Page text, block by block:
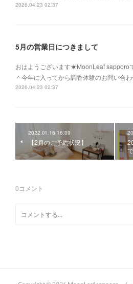
2026.04.23 02:37
5月の営業日につきまして
おはようございます☀MoonLeaf sapporo
＾今年に入ってから調香体験のお問い合わ
2026.04.23 02:37
2022.01.16 16:09
【2月のご予約状況】
0コメント